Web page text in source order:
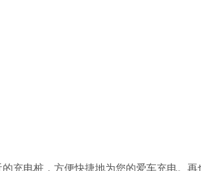
充电桩，方便快捷地为您的爱车充电。